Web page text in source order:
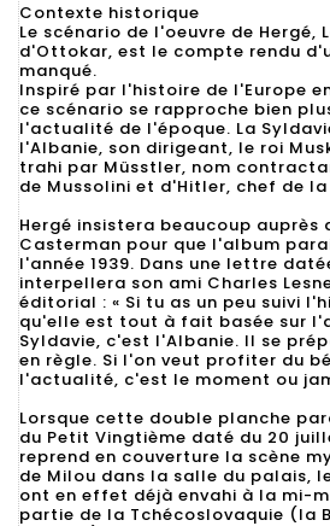
Contexte historique
Le scénario de l'oeuvre de Hergé,
d'Ottokar, est le compte rendu
manqué.
Inspiré par l'histoire de l'Europe
ce scénario se rapproche bien
l'actualité de l'époque. La
l'Albanie, son dirigeant, le roi
trahi par Müsstler, nom
de Mussolini et d'Hitler, chef de
Hergé insistera beaucoup auprès
Casterman pour que l'album
l'année 1939. Dans une lettre
interpellera son ami Charles
éditorial : « Si tu as un peu suivi
qu'elle est tout à fait basée sur
Syldavie, c'est l'Albanie. Il se
en règle. Si l'on veut profiter du
l'actualité, c'est le moment ou
Lorsque cette double planche
du Petit Vingtième daté du 20
reprend en couverture la scène
de Milou dans la salle du palais,
ont en effet déjà envahi à la mi-
partie de la Tchécoslovaquie (la